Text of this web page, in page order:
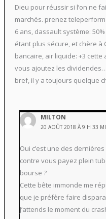
Dieu pour réussir si l’on ne
marchés. prenez
6 ans, dassault système:
étant plus sécure, et chère à
bancaire, air liquide: +3 cette
vous ajoutez les
bref, il y a toujours quelque
MILTON
20 AOÛT 2018 À 9 H 33
Oui c’est une des
contre vous payez plein
bourse ?
Cette bête immonde me
que je préfère faire
J’attends le moment du